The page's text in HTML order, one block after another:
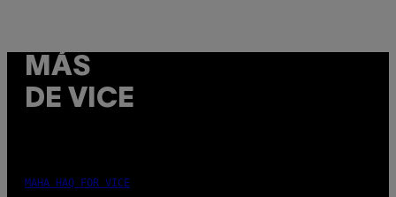
MÁS
DE VICE
MAHA HAQ FOR VICE